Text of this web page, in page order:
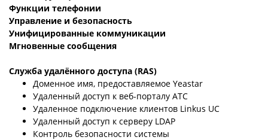
Функции телефонии
Управление и безопасность
Унифицированные коммуникации
Мгновенные сообщения
Служба удалённого доступа (RAS)
Доменное имя, предоставляемое Yeastar
Удаленный доступ к веб-порталу АТС
Удаленное подключение клиентов Linkus UC
Удаленный доступ к серверу LDAP
Контроль безопасности системы